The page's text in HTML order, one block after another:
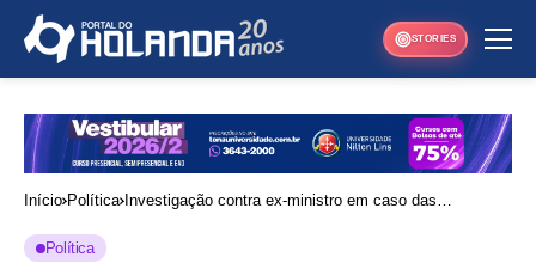
STORIES
Início Política Investigação contra ex-ministro em caso das
Política